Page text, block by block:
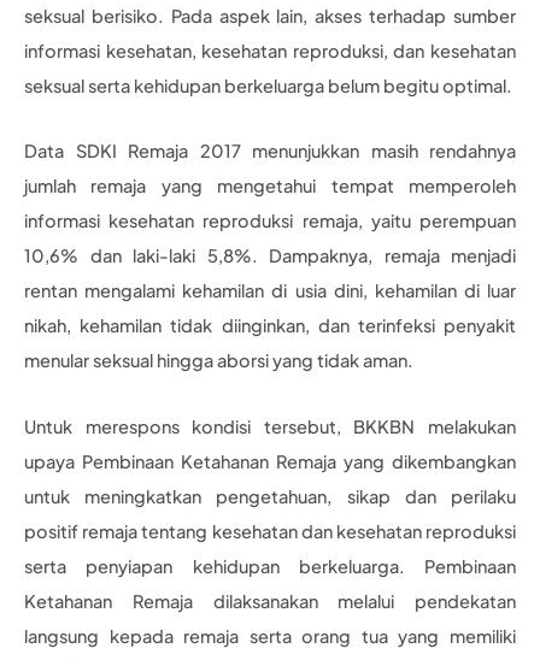
seksual berisiko. Pada aspek lain, akses terhadap sumber
informasi kesehatan, kesehatan reproduksi, dan kesehatan
seksual serta kehidupan berkeluarga belum begitu optimal.
Data SDKI Remaja 2017 menunjukkan masih rendahnya
jumlah remaja yang mengetahui tempat memperoleh
informasi kesehatan reproduksi remaja, yaitu perempuan
10,6% dan laki-laki 5,8%. Dampaknya, remaja menjadi
rentan mengalami kehamilan di usia dini, kehamilan di luar
nikah, kehamilan tidak diinginkan, dan terinfeksi penyakit
menular seksual hingga aborsi yang tidak aman.
Untuk merespons kondisi tersebut, BKKBN melakukan
upaya Pembinaan Ketahanan Remaja yang dikembangkan
untuk meningkatkan pengetahuan, sikap dan perilaku
positif remaja tentang kesehatan dan kesehatan reproduksi
serta penyiapan kehidupan berkeluarga. Pembinaan
Ketahanan Remaja dilaksanakan melalui pendekatan
langsung kepada remaja serta orang tua yang memiliki